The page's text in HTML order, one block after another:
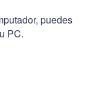
puedes
PC.